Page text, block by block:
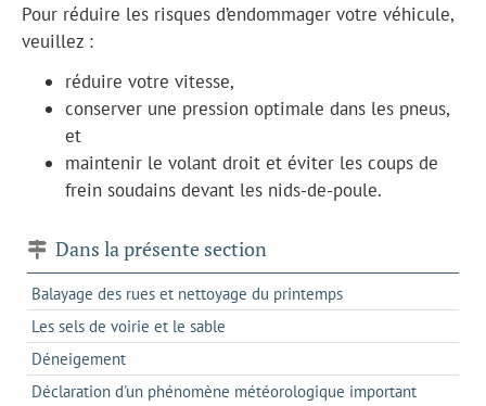
Pour réduire les risques d’endommager votre véhicule,
veuillez :
réduire votre vitesse,
conserver une pression optimale dans les pneus,
et
maintenir le volant droit et éviter les coups de
frein soudains devant les nids-de-poule.
Dans la présente section
Balayage des rues et nettoyage du printemps
Les sels de voirie et le sable
Déneigement
Déclaration d'un phénomène météorologique important